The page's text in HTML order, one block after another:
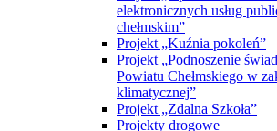
elektronicznych usług
chełmskim”
Projekt „Kuźnia pokoleń”
Projekt „Podnoszenie
Powiatu Chełmskiego w
klimatycznej”
Projekt „Zdalna Szkoła”
Projekty drogowe